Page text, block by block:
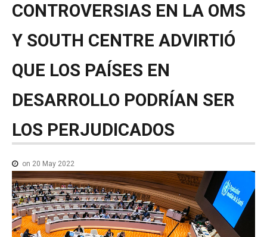
CONTROVERSIAS EN LA OMS
Y SOUTH CENTRE ADVIRTIÓ
QUE LOS PAÍSES EN
DESARROLLO PODRÍAN SER
LOS PERJUDICADOS
on 20 May 2022